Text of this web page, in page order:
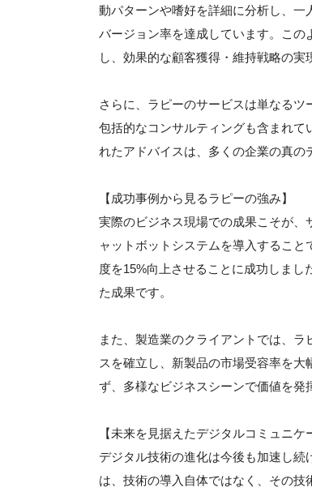
動パターンや嗜好を詳細に分析し、
バージョン率を達成しています。こ
し、効果的な顧客獲得・維持戦略の実
さらに、ラピーのサービスは単なる
包括的なコンサルティングも含まれて
れたアドバイスは、多くの企業の真の
【成功事例から見るラピーの強み】
実際のビジネス現場での成果こそが
ャットボットシステムを導入するこ
度を15%向上させることに成功しま
た成果です。
また、製造業のクライアントでは、
スを確立し、新製品の市場受容率を
ず、多様なビジネスシーンで価値を発
【未来を見据えたデジタルコミュニケ
デジタル技術の進化は今後も加速し
は、技術の導入自体ではなく、その